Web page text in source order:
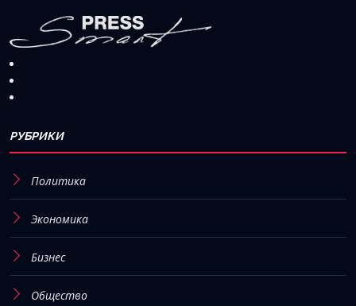
РУБРИКИ
Политика
Экономика
Бизнес
Общество